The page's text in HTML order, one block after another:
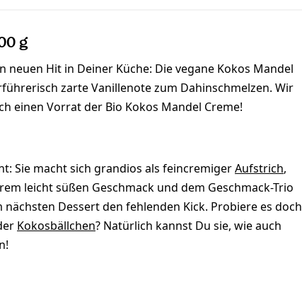
g
Hit in Deiner Küche: Die vegane Kokos Mandel
zarte Vanillenote zum Dahinschmelzen. Wir
einen Vorrat der Bio Kokos Mandel Creme!
Sie macht sich grandios als feincremigerAufstrich,
leicht süßen Geschmack und dem Geschmack-Trio
nächsten Dessert den fehlenden Kick. Probiere es doch
Kokosbällchen? Natürlich kannst Du sie, wie auch